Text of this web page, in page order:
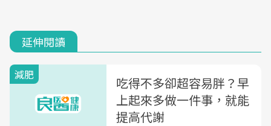
延伸閱讀
減肥
吃得不多卻超容易胖？早
上起來多做一件事，就能
提高代謝